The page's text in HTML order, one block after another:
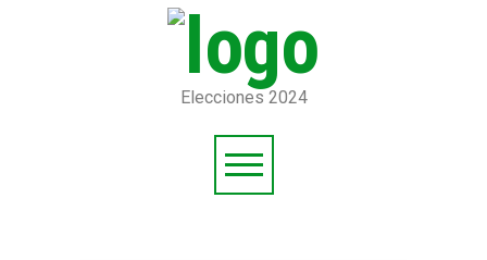
Elecciones 2024